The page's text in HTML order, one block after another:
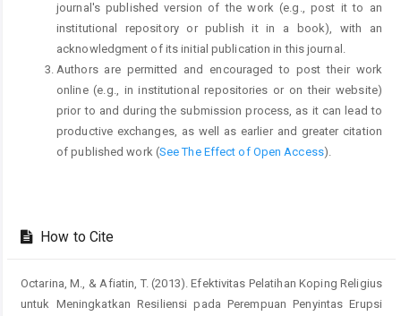
journal's published version of the work (e.g., post it to an
institutional repository or publish it in a book), with an
acknowledgment of its initial publication in this journal.
Authors are permitted and encouraged to post their work
online (e.g., in institutional repositories or on their website)
prior to and during the submission process, as it can lead to
productive exchanges, as well as earlier and greater citation
of published work (See The Effect of Open Access).
How to Cite
Octarina, M., & Afiatin, T. (2013). Efektivitas Pelatihan Koping Religius
untuk Meningkatkan Resiliensi pada Perempuan Penyintas Erupsi